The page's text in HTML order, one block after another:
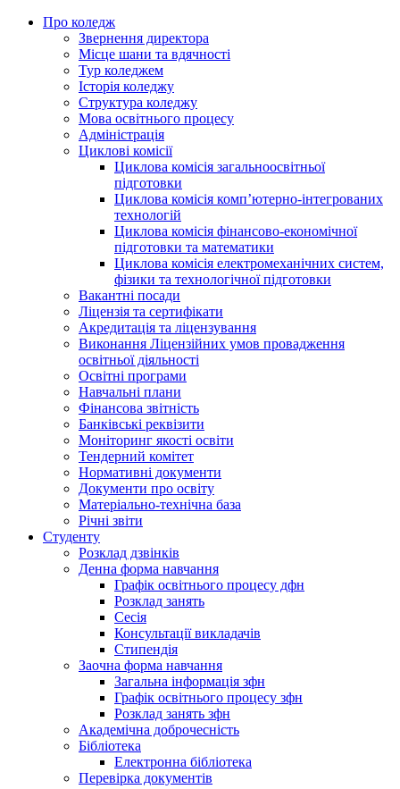
Про коледж
Звернення директора
Місце шани та вдячності
Тур коледжем
Історія коледжу
Структура коледжу
Мова освітнього процесу
Адміністрація
Циклові комісії
Циклова комісія загальноосвітньої
підготовки
Циклова комісія комп’ютерно-інтегрованих
технологій
Циклова комісія фінансово-економічної
підготовки та математики
Циклова комісія електромеханічних систем,
фізики та технологічної підготовки
Вакантні посади
Ліцензія та сертифікати
Акредитація та ліцензування
Виконання Ліцензійних умов провадження
освітньої діяльності
Освітні програми
Навчальні плани
Фінансова звітність
Банківські реквізити
Моніторинг якості освіти
Тендерний комітет
Нормативні документи
Документи про освіту
Матеріально-технічна база
Річні звіти
Студенту
Розклад дзвінків
Денна форма навчання
Графік освітнього процесу дфн
Розклад занять
Сесія
Консультації викладачів
Стипендія
Заочна форма навчання
Загальна інформація зфн
Графік освітнього процесу зфн
Розклад занять зфн
Академічна доброчесність
Бібліотека
Електронна бібліотека
Перевірка документів